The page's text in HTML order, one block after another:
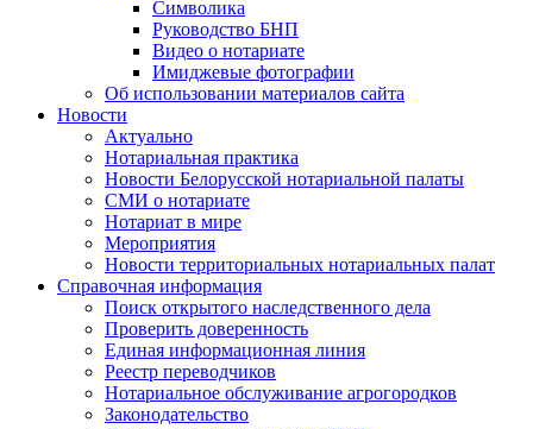
Символика
Руководство БНП
Видео о нотариате
Имиджевые фотографии
Об использовании материалов сайта
Новости
Актуально
Нотариальная практика
Новости Белорусской нотариальной палаты
СМИ о нотариате
Нотариат в мире
Мероприятия
Новости территориальных нотариальных палат
Справочная информация
Поиск открытого наследственного дела
Проверить доверенность
Единая информационная линия
Реестр переводчиков
Нотариальное обслуживание агрогородков
Законодательство